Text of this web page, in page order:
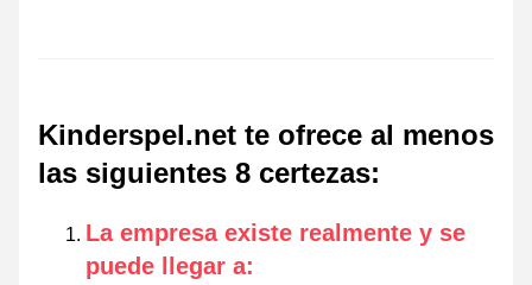
Kinderspel.net te ofrece al menos
las siguientes 8 certezas:
La empresa existe realmente y se
puede llegar a: